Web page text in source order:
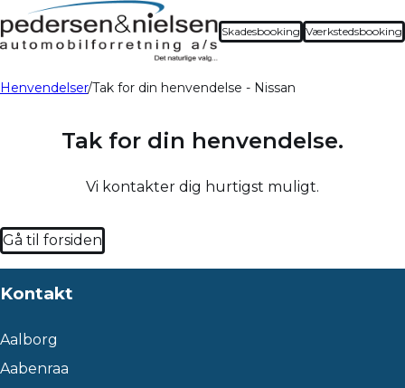
Skadesbooking Værkstedsbooking
Henvendelser Tak for din henvendelse - Nissan
Tak for din henvendelse.
Vi kontakter dig hurtigst muligt.
Gå til forsiden
Kontakt
Aalborg
Aabenraa